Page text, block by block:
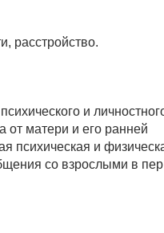
расстройство.
и
от матери и его ранней
психическая и
со взрослыми в